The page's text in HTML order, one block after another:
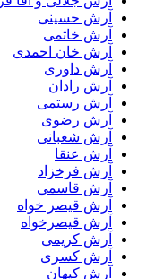
آرش حسینی
آرش خاتمی
آرش خان احمدی
آرش داوری
آرش رادان
آرش رستمى
آرش رضوی
آرش شعبانی
آرش عنقا
آرش فرخزاد
آرش قاسمی
آرش قیصر خواه
آرش قیصرخواه
آرش کریمی
آرش کسری
آرش کیهان